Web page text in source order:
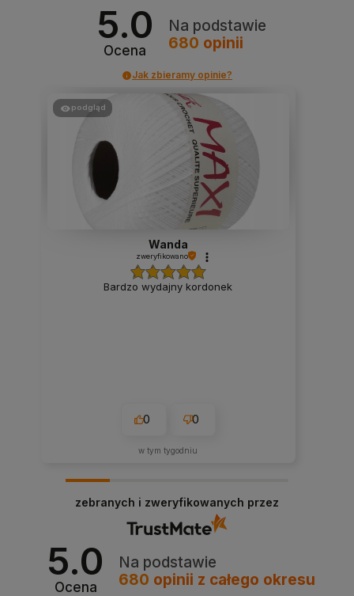
5.0
Ocena
Na podstawie
680 opinii
Jak zbieramy opinie?
podgląd
Wanda
zweryfikowano
Bardzo wydajny kordonek
0 0
w tym tygodniu
zebranych i zweryfikowanych przez
5.0
Ocena
Na podstawie
680 opinii z całego okresu